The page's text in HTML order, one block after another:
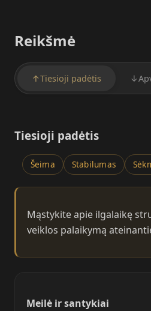
Reikšmė
↑Tiesioji padėtis ↓
Tiesioji padėtis
Šeima Stabilumas
Mąstykite apie ilgalaikę
veiklos palaikymą
Meilė ir santykiai